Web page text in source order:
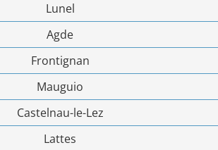
Lunel
Agde
Frontignan
Mauguio
Castelnau-le-Lez
Lattes